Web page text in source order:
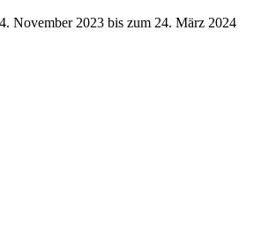
November 2023 bis zum 24. März 2024